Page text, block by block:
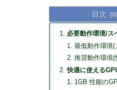
目次
必要動作環境/ス
最低動作環境(
推奨動作環境(
快適に使える
1GB 性能の